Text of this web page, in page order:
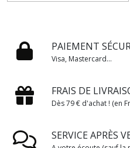
PAIEMENT
Visa, Mastercard...
FRAIS DE
Dès 79 € d'achat ! (en
SERVICE APRÈS